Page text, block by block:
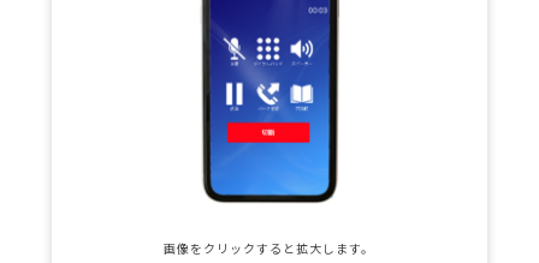
画像をクリックすると拡大します。